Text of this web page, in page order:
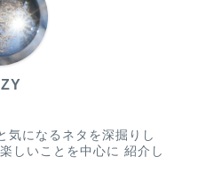
気になるネタを深掘りし
しいことを中心に 紹介し